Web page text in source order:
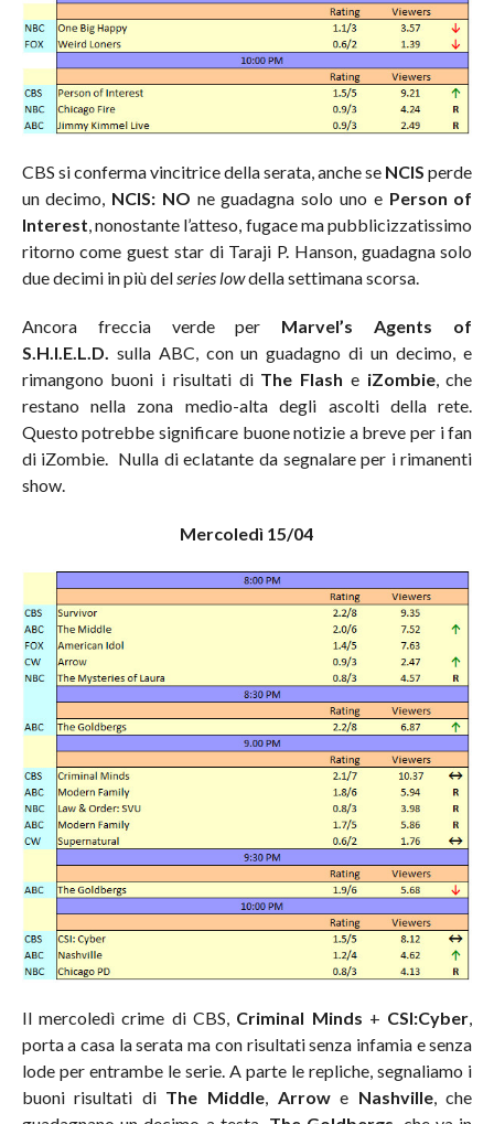
CBS si conferma vincitrice della serata, anche se NCIS perde
un decimo, NCIS: NO ne guadagna solo uno e Person of
Interest, nonostante l’atteso, fugace ma pubblicizzatissimo
ritorno come guest star di Taraji P. Hanson, guadagna solo
due decimi in più delseries lowdella settimana scorsa.
Ancora freccia verde per Marvel’s Agents of
S.H.I.E.L.D. sulla ABC, con un guadagno di un decimo, e
rimangono buoni i risultati di The Flash e iZombie, che
restano nella zona medio-alta degli ascolti della rete.
Questo potrebbe significare buone notizie a breve per i fan
di iZombie. Nulla di eclatante da segnalare per i rimanenti
show.
Mercoledì 15/04
Il mercoledì crime di CBS, Criminal Minds + CSI:Cyber
porta a casa la serata ma con risultati senza infamia e senza
lode per entrambe le serie. A parte le repliche, segnaliamo i
buoni risultati di The Middle Arrowe Nashville, che